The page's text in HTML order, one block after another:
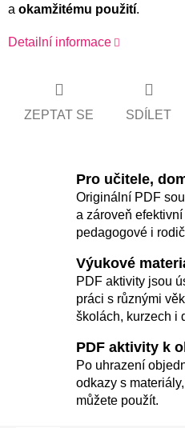
a okamžitému použití.
Detailní informace
ZEPTAT SE SDÍLET
Pro učitele,
Originální PDF
a zároveň
pedagogové i
Výukové
PDF aktivity jsou
práci s různými
školách, kurzech i
PDF aktivity k
Po uhrazení
odkazy s
můžete použít.